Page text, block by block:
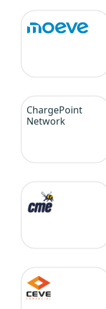
ChargePoint
Network